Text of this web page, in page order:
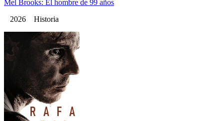
Mel Brooks: El hombre de 99 años
2026 Historia